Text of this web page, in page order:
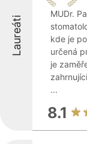
Laureáti
MUDr.
kde je
určená
je
...
8.1